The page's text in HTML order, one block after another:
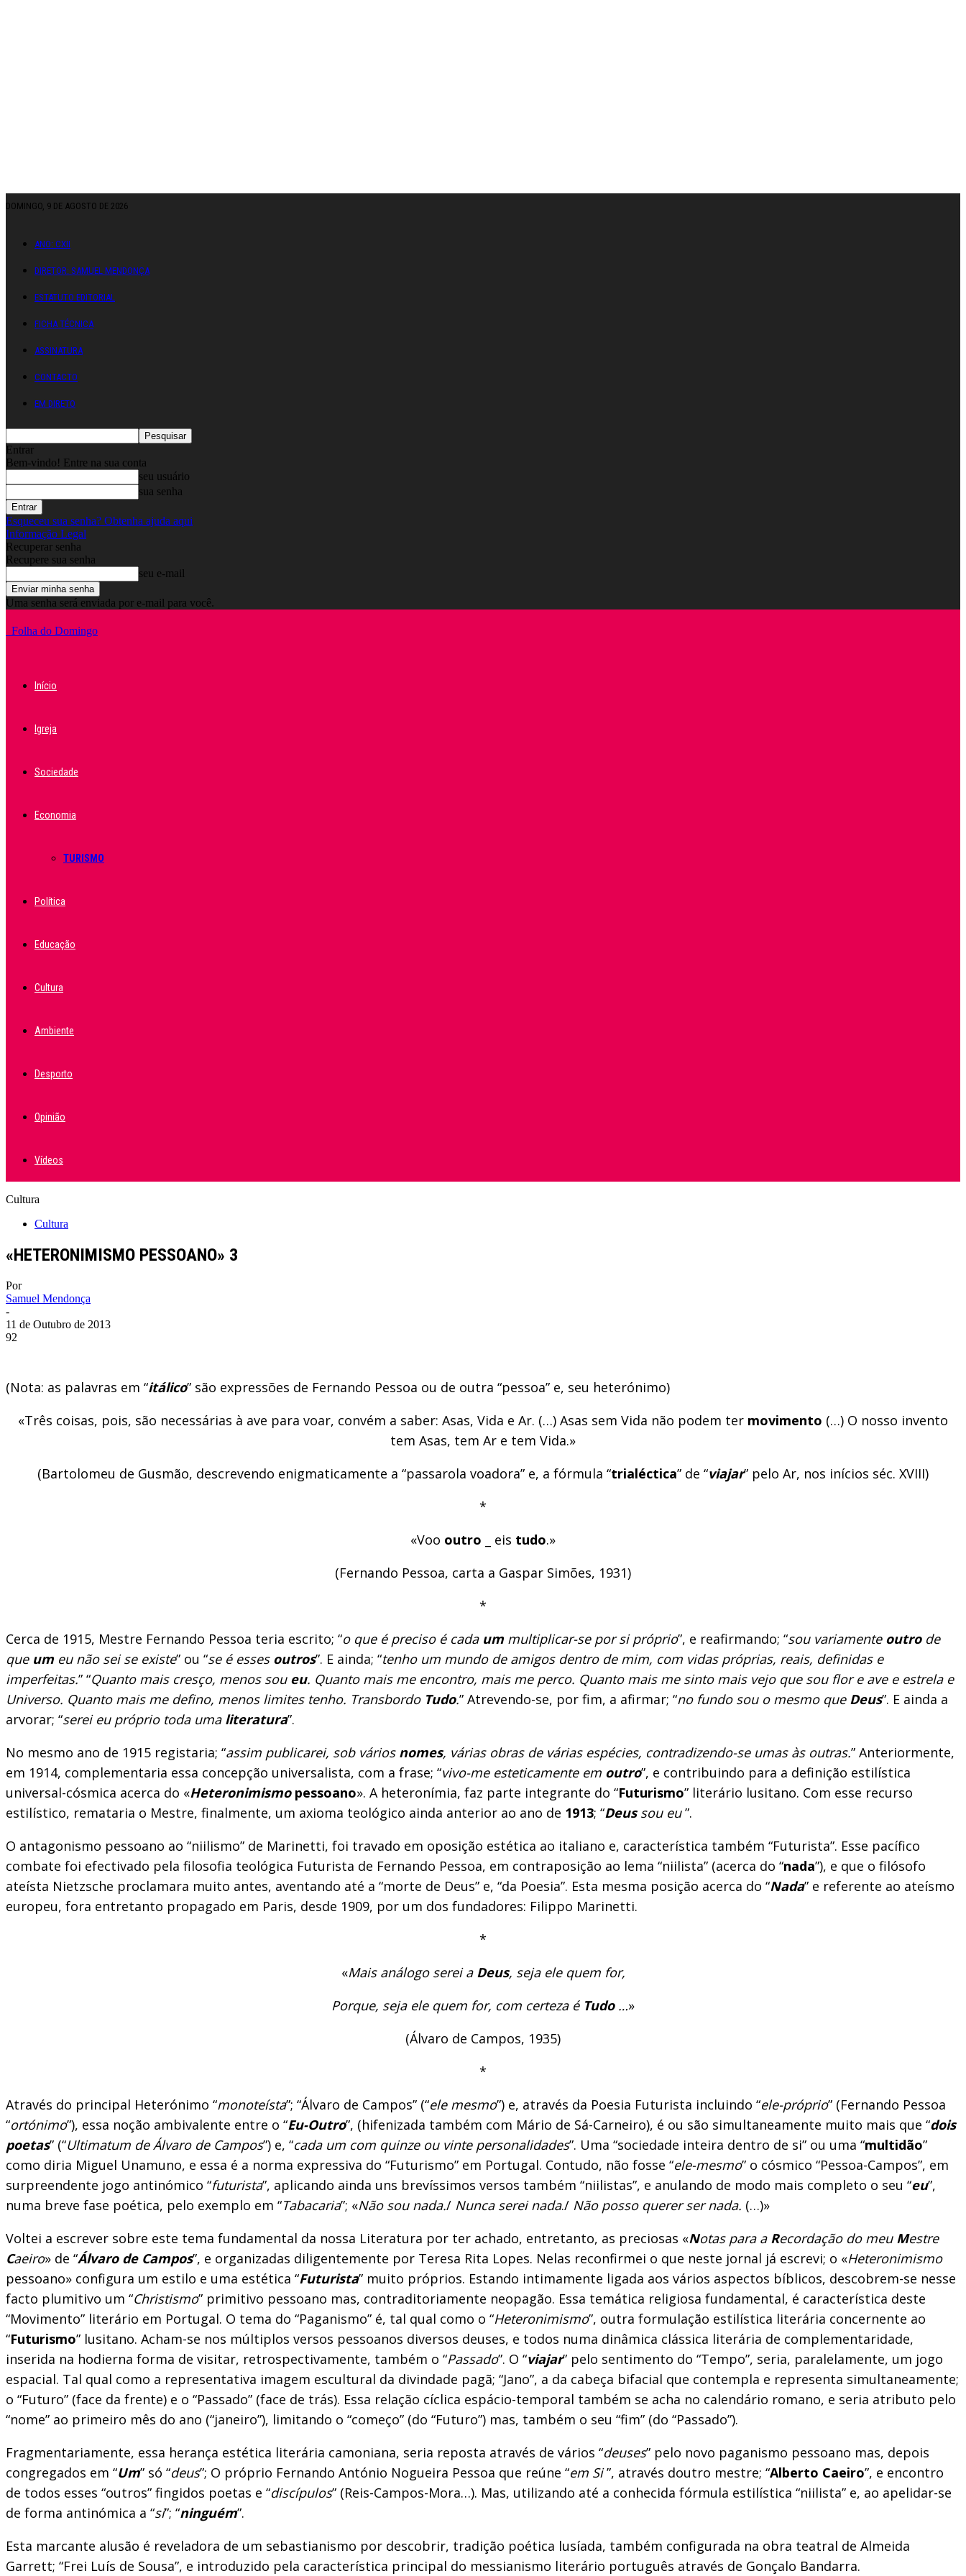
DOMINGO, 9 DE AGOSTO DE 2026
ANO: CXII
DIRETOR: SAMUEL MENDONÇA
ESTATUTO EDITORIAL
FICHA TÉCNICA
ASSINATURA
CONTACTO
EM DIRETO
Entrar
Bem-vindo! Entre na sua conta
seu usuário
sua senha
Esqueceu sua senha? Obtenha ajuda aqui
Informação Legal
Recuperar senha
Recupere sua senha
seu e-mail
Uma senha será enviada por e-mail para você.
Folha do Domingo
Início
Igreja
Sociedade
Economia
TURISMO
Política
Educação
Cultura
Ambiente
Desporto
Opinião
Vídeos
Cultura
Cultura
«HETERONIMISMO PESSOANO» 3
Por
Samuel Mendonça
-
11 de Outubro de 2013
92
(Nota: as palavras em “itálico” são expressões de Fernando Pessoa ou de outra “pessoa” e, seu heterónimo)
«Três coisas, pois, são necessárias à ave para voar, convém a saber: Asas, Vida e Ar. (…) Asas sem Vida não podem ter movimento (…) O nosso invento
tem Asas, tem Ar e tem Vida.»
(Bartolomeu de Gusmão, descrevendo enigmaticamente a “passarola voadora” e, a fórmula “trialéctica” de “viajar” pelo Ar, nos inícios séc. XVIII)
*
«Voo outro _ eis tudo.»
(Fernando Pessoa, carta a Gaspar Simões, 1931)
*
Cerca de 1915, Mestre Fernando Pessoa teria escrito; “o que é preciso é cada ummultiplicar-se por si próprio”, e reafirmando; “sou variamente outrode
que umeu não sei se existe” ou “se é esses outros”. E ainda; “tenho um mundo de amigos dentro de mim, com vidas próprias, reais, definidas e
imperfeitas.” “Quanto mais cresço, menos sou eu. Quanto mais me encontro, mais me perco. Quanto mais me sinto mais vejo que sou flor e ave e estrela e
Universo. Quanto mais me defino, menos limites tenho. Transbordo Tudo.” Atrevendo-se, por fim, a afirmar; “no fundo sou o mesmo que Deus”. E ainda a
arvorar; “serei eu próprio toda uma literatura”.
No mesmo ano de 1915 registaria; “assim publicarei, sob vários nomes, várias obras de várias espécies, contradizendo-se umas às outras.” Anteriormente,
em 1914, complementaria essa concepção universalista, com a frase; “vivo-me esteticamente em outro”, e contribuindo para a definição estilística
universal-cósmica acerca do «Heteronimismo pessoano». A heteronímia, faz parte integrante do “Futurismo” literário lusitano. Com esse recurso
estilístico, remataria o Mestre, finalmente, um axioma teológico ainda anterior ao ano de 1913; “Deussou eu”.
O antagonismo pessoano ao “niilismo” de Marinetti, foi travado em oposição estética ao italiano e, característica também “Futurista”. Esse pacífico
combate foi efectivado pela filosofia teológica Futurista de Fernando Pessoa, em contraposição ao lema “niilista” (acerca do “nada”), e que o filósofo
ateísta Nietzsche proclamara muito antes, aventando até a “morte de Deus” e, “da Poesia”. Esta mesma posição acerca do “Nada” e referente ao ateísmo
europeu, fora entretanto propagado em Paris, desde 1909, por um dos fundadores: Filippo Marinetti.
*
«Mais análogo serei a Deus, seja ele quem for,
Porque, seja ele quem for, com certeza é Tudo…»
(Álvaro de Campos, 1935)
*
Através do principal Heterónimo “monoteísta”; “Álvaro de Campos” (“ele mesmo”) e, através da Poesia Futurista incluindo “ele-próprio” (Fernando Pessoa
“ortónimo”), essa noção ambivalente entre o “Eu-Outro”, (hifenizada também com Mário de Sá-Carneiro), é ou são simultaneamente muito mais que “dois
poetas” (“Ultimatum de Álvaro de Campos”) e, “cada um com quinze ou vinte personalidades”. Uma “sociedade inteira dentro de si” ou uma “multidão”
como diria Miguel Unamuno, e essa é a norma expressiva do “Futurismo” em Portugal. Contudo, não fosse “ele-mesmo” o cósmico “Pessoa-Campos”, em
surpreendente jogo antinómico “futurista”, aplicando ainda uns brevíssimos versos também “niilistas”, e anulando de modo mais completo o seu “eu”,
numa breve fase poética, pelo exemplo em “Tabacaria”; «Não sou nada./ Nunca serei nada./ Não posso querer ser nada. (…)»
Voltei a escrever sobre este tema fundamental da nossa Literatura por ter achado, entretanto, as preciosas «Notas para aRecordação do meuMestre
Caeiro» de “Álvaro de Campos”, e organizadas diligentemente por Teresa Rita Lopes. Nelas reconfirmei o que neste jornal já escrevi; o «Heteronimismo
pessoano» configura um estilo e uma estética “Futurista” muito próprios. Estando intimamente ligada aos vários aspectos bíblicos, descobrem-se nesse
facto plumitivo um “Christismo” primitivo pessoano mas, contraditoriamente neopagão. Essa temática religiosa fundamental, é característica deste
“Movimento” literário em Portugal. O tema do “Paganismo” é, tal qual como o “Heteronimismo”, outra formulação estilística literária concernente ao
“Futurismo” lusitano. Acham-se nos múltiplos versos pessoanos diversos deuses, e todos numa dinâmica clássica literária de complementaridade,
inserida na hodierna forma de visitar, retrospectivamente, também o “Passado”. O “viajar” pelo sentimento do “Tempo”, seria, paralelamente, um jogo
espacial. Tal qual como a representativa imagem escultural da divindade pagã; “Jano”, a da cabeça bifacial que contempla e representa simultaneamente;
o “Futuro” (face da frente) e o “Passado” (face de trás). Essa relação cíclica espácio-temporal também se acha no calendário romano, e seria atributo pelo
“nome” ao primeiro mês do ano (“janeiro”), limitando o “começo” (do “Futuro”) mas, também o seu “fim” (do “Passado”).
Fragmentariamente, essa herança estética literária camoniana, seria reposta através de vários “deuses” pelo novo paganismo pessoano mas, depois
congregados em “Um” só “deus”; O próprio Fernando António Nogueira Pessoa que reúne “em Si”, através doutro mestre; “Alberto Caeiro”, e encontro
de todos esses “outros” fingidos poetas e “discípulos” (Reis-Campos-Mora…). Mas, utilizando até a conhecida fórmula estilística “niilista” e, ao apelidar-se
de forma antinómica a “si”; “ninguém”.
Esta marcante alusão é reveladora de um sebastianismo por descobrir, tradição poética lusíada, também configurada na obra teatral de Almeida
Garrett; “Frei Luís de Sousa”, e introduzido pela característica principal do messianismo literário português através de Gonçalo Bandarra.